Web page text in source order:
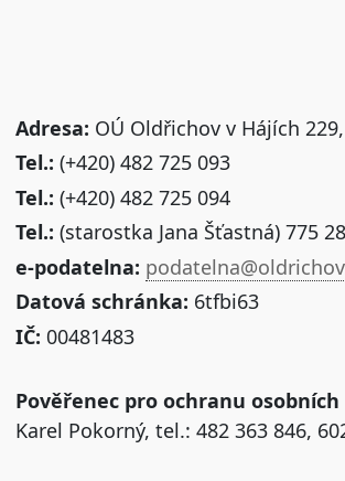
Adresa: OÚ Oldřichov v Hájích
Tel.: (+420) 482 725 093
Tel.: (+420) 482 725 094
Tel.: (starostka Jana Šťastná) 775
e-podatelna:
Datová schránka: 6tfbi63
IČ: 00481483
Pověřenec pro ochranu
Karel Pokorný, tel.: 482 363 846,